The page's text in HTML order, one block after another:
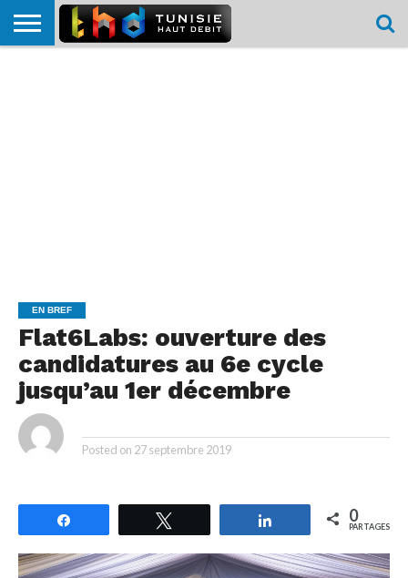
EN BREF
Flat6Labs: ouverture des
candidatures au 6e cycle
jusqu’au 1er décembre
Posted on 27 septembre 2019
Partagez 0
PARTAGES